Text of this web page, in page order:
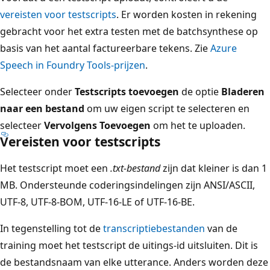
vereisten voor testscripts. Er worden kosten in rekening
gebracht voor het extra testen met de batchsynthese op
basis van het aantal factureerbare tekens. ZieAzure
Speech in Foundry Tools-prijzen.
Selecteer onderTestscripts toevoegen de optie Bladeren
naar een bestand om uw eigen script te selecteren en
selecteerVervolgens Toevoegen om het te uploaden.
Vereisten voor testscripts
Het testscript moet een .txt-bestandzijn dat kleiner is dan 1
MB. Ondersteunde coderingsindelingen zijn ANSI/ASCII,
UTF-8, UTF-8-BOM, UTF-16-LE of UTF-16-BE.
In tegenstelling tot detranscriptiebestanden van de
training moet het testscript de uitings-id uitsluiten. Dit is
de bestandsnaam van elke utterance. Anders worden deze